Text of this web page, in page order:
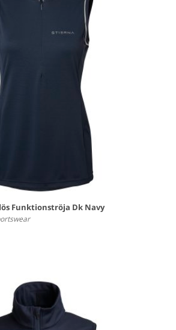
Funktionströja Dk Navy